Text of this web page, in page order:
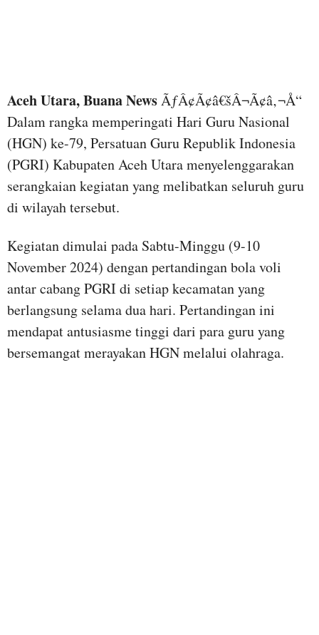
Aceh Utara, Buana NewsÃƒÂ¢Ã¢â€šÂ¬Ã¢â‚¬Å“
Dalam rangka memperingati Hari Guru Nasional
(HGN) ke-79, Persatuan Guru Republik Indonesia
(PGRI) Kabupaten Aceh Utara menyelenggarakan
serangkaian kegiatan yang melibatkan seluruh guru
di wilayah tersebut.
Kegiatan dimulai pada Sabtu-Minggu (9-10
November 2024) dengan pertandingan bola voli
antar cabang PGRI di setiap kecamatan yang
berlangsung selama dua hari. Pertandingan ini
mendapat antusiasme tinggi dari para guru yang
bersemangat merayakan HGN melalui olahraga.